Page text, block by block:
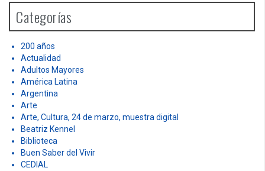
h
o
Categorías
200 años
Actualidad
Adultos Mayores
América Latina
Argentina
Arte
Arte, Cultura, 24 de marzo, muestra digital
Beatriz Kennel
Biblioteca
Buen Saber del Vivir
CEDIAL